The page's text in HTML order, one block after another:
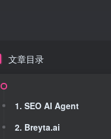
文章目录
1. SEO AI Agent
2. Breyta.ai
文章目录
1. SEO AI Agent
2. Breyta.ai